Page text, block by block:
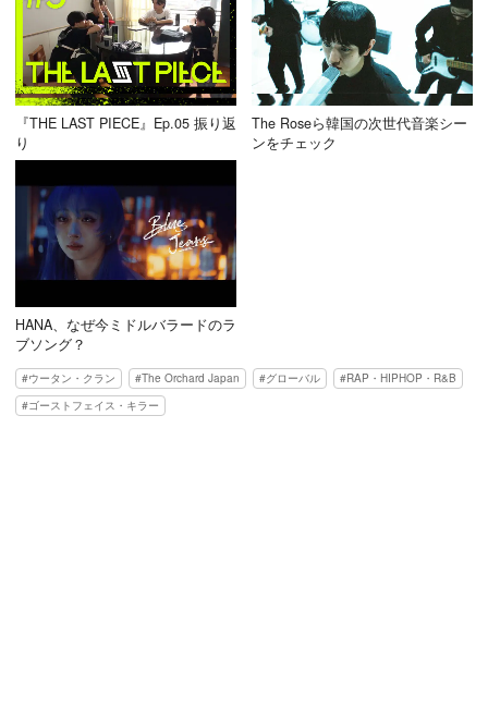
『THE LAST PIECE』Ep.05 振り返
り
The Roseら韓国の次世代音楽シー
ンをチェック
HANA、なぜ今ミドルバラードのラ
ブソング？
ウータン・クラン The Orchard Japan グローバル
RAP・HIPHOP・R&B
ゴーストフェイス・キラー